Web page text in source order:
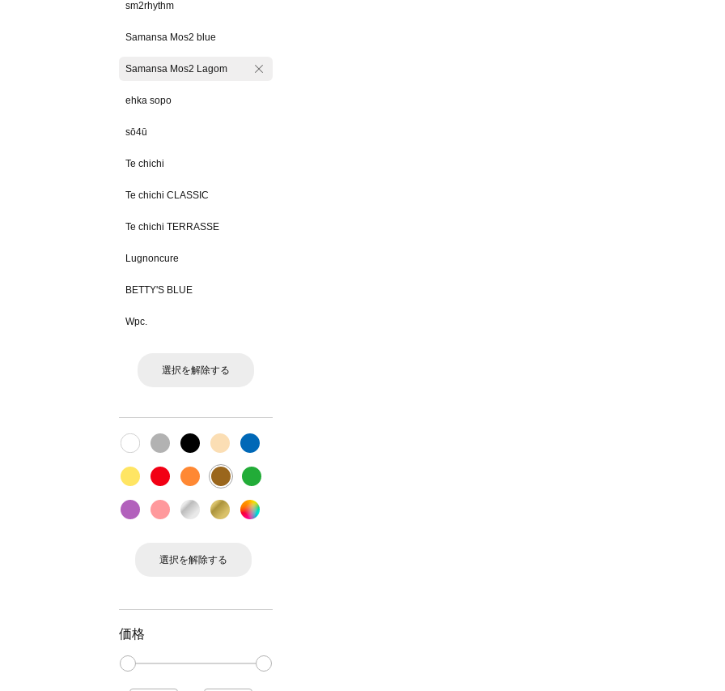
sm2rhythm
Samansa Mos2 blue
Samansa Mos2 Lagom
ehka sopo
sō4ū
Te chichi
Te chichi CLASSIC
Te chichi TERRASSE
Lugnoncure
BETTY'S BLUE
Wpc.
選択を解除する
選択を解除する
価格